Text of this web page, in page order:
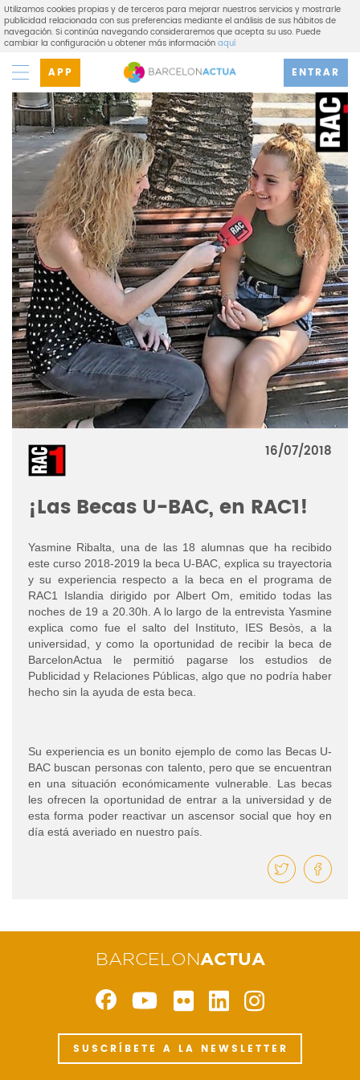
Utilizamos cookies propias y de terceros para mejorar nuestros servicios y mostrarle
publicidad relacionada con sus preferencias mediante el análisis de sus hábitos de
navegación. Si continúa navegando consideraremos que acepta su uso. Puede
cambiar la configuración u obtener más informaciónaquí
APP ENTRAR
16/07/2018
¡Las Becas U-BAC, en RAC1!
Yasmine Ribalta, una de las 18 alumnas que ha recibido
este curso 2018-2019 la beca U-BAC, explica su trayectoria
y su experiencia respecto a la beca en el programa de
RAC1 Islandia dirigido por Albert Om, emitido todas las
noches de 19 a 20.30h. A lo largo de la entrevista Yasmine
explica como fue el salto del Instituto, IES Besòs, a la
universidad, y como la oportunidad de recibir la beca de
BarcelonActua le permitió pagarse los estudios de
Publicidad y Relaciones Públicas, algo que no podría haber
hecho sin la ayuda de esta beca.
Su experiencia es un bonito ejemplo de como las Becas U-
BAC buscan personas con talento, pero que se encuentran
en una situación económicamente vulnerable. Las becas
les ofrecen la oportunidad de entrar a la universidad y de
esta forma poder reactivar un ascensor social que hoy en
día está averiado en nuestro país.
BARCELONACTUA
SUSCRÍBETE A LA NEWSLETTER